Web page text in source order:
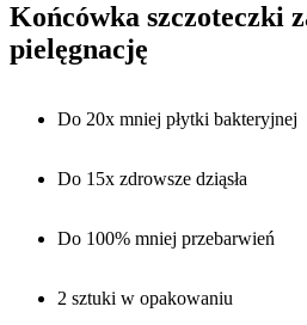
Końcówka szczoteczki
pielęgnację
Do 20x mniej płytki bakteryjnej
Do 15x zdrowsze dziąsła
Do 100% mniej przebarwień
2 sztuki w opakowaniu